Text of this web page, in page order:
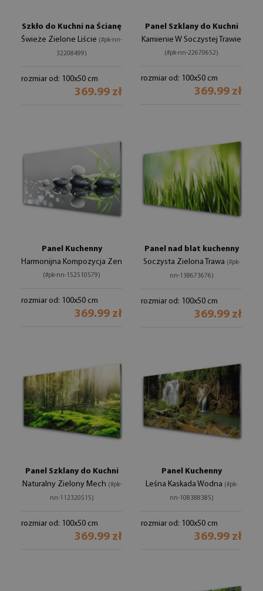
Szkło do Kuchni na Ścianę
Świeże Zielone Liście (#pk-nn-
32208499)
rozmiar od: 100x50 cm
369.99 zł
Panel Szklany do Kuchni
Kamienie W Soczystej Trawie
(#pk-nn-22670652)
rozmiar od: 100x50 cm
369.99 zł
Panel Kuchenny
Harmonijna Kompozycja Zen
(#pk-nn-152510579)
rozmiar od: 100x50 cm
369.99 zł
Panel nad blat kuchenny
Soczysta Zielona Trawa (#pk-
nn-138673676)
rozmiar od: 100x50 cm
369.99 zł
Panel Szklany do Kuchni
Naturalny Zielony Mech (#pk-
nn-112320515)
rozmiar od: 100x50 cm
369.99 zł
Panel Kuchenny
Leśna Kaskada Wodna (#pk-
nn-108388385)
rozmiar od: 100x50 cm
369.99 zł